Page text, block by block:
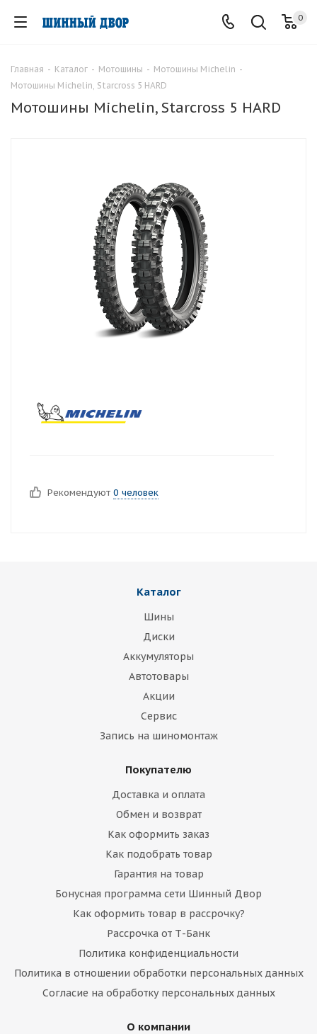
0
Главная - Каталог - Мотошины - Мотошины Michelin -
Мотошины Michelin, Starcross 5 HARD
Мотошины Michelin, Starcross 5 HARD
Рекомендуют 0 человек
Каталог
Шины
Диски
Аккумуляторы
Автотовары
Акции
Сервис
Запись на шиномонтаж
Покупателю
Доставка и оплата
Обмен и возврат
Как оформить заказ
Как подобрать товар
Гарантия на товар
Бонусная программа сети Шинный Двор
Как оформить товар в рассрочку?
Рассрочка от Т-Банк
Политика конфиденциальности
Политика в отношении обработки персональных данных
Согласие на обработку персональных данных
О компании